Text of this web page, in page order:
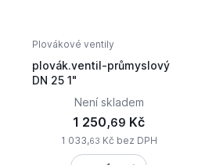
Plovákové ventily
plovák.ventil-průmyslový
DN 25 1"
Není skladem
1 250,69 Kč
1 033,63 Kč bez DPH